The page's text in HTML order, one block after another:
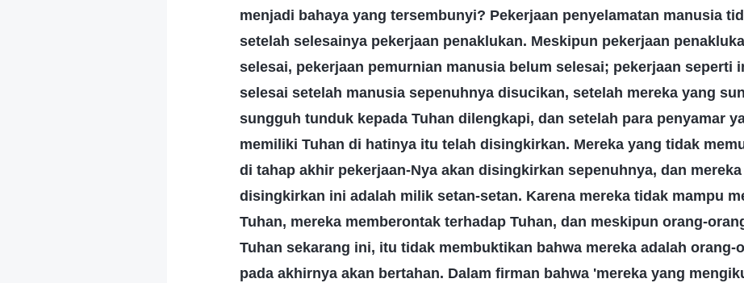
menjadi bahaya yang tersembunyi? Pekerjaan penyelamatan manusia
setelah selesainya pekerjaan penaklukan. Meskipun pekerjaan
selesai, pekerjaan pemurnian manusia belum selesai; pekerjaan seperti
selesai setelah manusia sepenuhnya disucikan, setelah mereka yang
sungguh tunduk kepada Tuhan dilengkapi, dan setelah para penyamar
memiliki Tuhan di hatinya itu telah disingkirkan. Mereka yang tidak
di tahap akhir pekerjaan-Nya akan disingkirkan sepenuhnya, dan
disingkirkan ini adalah milik setan-setan. Karena mereka tidak mampu
Tuhan, mereka memberontak terhadap Tuhan, dan meskipun orang-
Tuhan sekarang ini, itu tidak membuktikan bahwa mereka adalah orang-
pada akhirnya akan bertahan. Dalam firman bahwa 'mereka yang